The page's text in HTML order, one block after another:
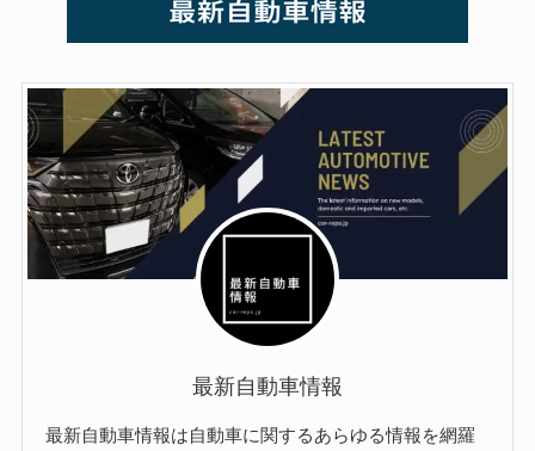
最新自動車情報
最新自動車情報は自動車に関するあらゆる情報を網羅